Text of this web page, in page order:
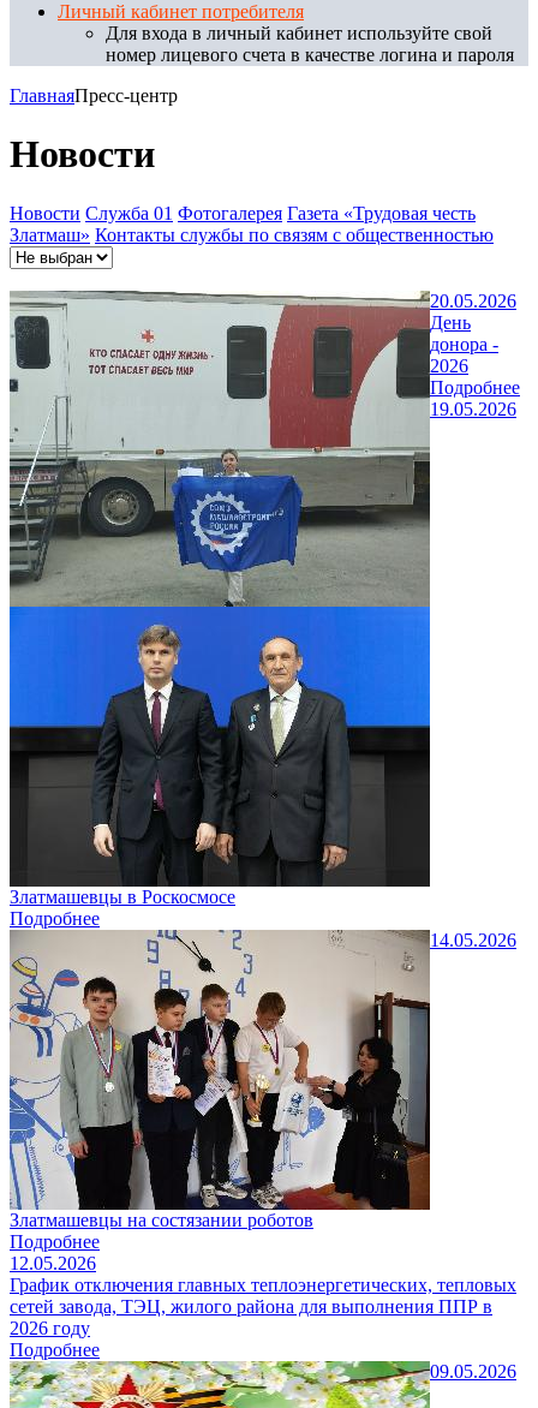
Личный кабинет потребителя
Для входа в личный кабинет используйте свой
номер лицевого счета в качестве логина и пароля
ГлавнаяПресс-центр
Новости
Новости Служба 01 Фотогалерея Газета «Трудовая честь
Златмаш» Контакты службы по связям с общественностью
20.05.2026
День
донора -
2026
Подробнее
19.05.2026
Златмашевцы в Роскосмосе
Подробнее
14.05.2026
Златмашевцы на состязании роботов
Подробнее
12.05.2026
График отключения главных теплоэнергетических, тепловых
сетей завода, ТЭЦ, жилого района для выполнения ППР в
2026 году
Подробнее
09.05.2026